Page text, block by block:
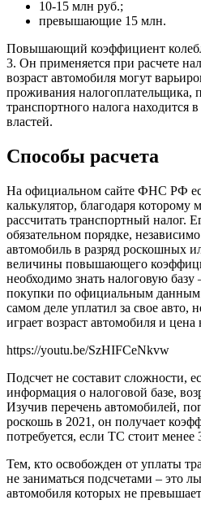
10-15 млн руб.;
превышающие 15 млн.
Повышающий коэффициент
3. Он применяется при расчете
возраст автомобиля могут
проживания налогоплательщика,
транспортного налога находится
властей.
Способы расчета
На официальном сайте ФНС РФ
калькулятор, благодаря
рассчитать транспортный налог.
обязательном порядке,
автомобиль в разряд роскошных
величины повышающего
необходимо знать налоговую
покупки по официальным данным.
самом деле уплатил за свое авто,
играет возраст автомобиля и
https://youtu.be/SzHIFCeNkvw
Подсчет не составит сложности,
информация о налоговой базе,
Изучив перечень автомобилей,
роскошь в 2021, он получает
потребуется, если ТС стоит менее
Тем, кто освобожден от уплаты
не заниматься подсчетами – это
автомобиля которых не